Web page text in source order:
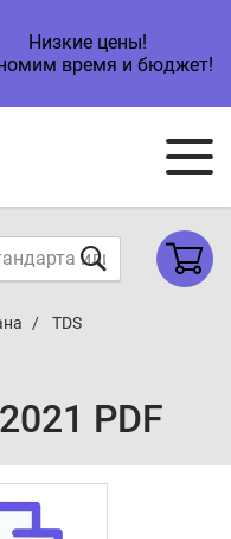
Низкие цены!
время и бюджет!
TDS
PDF